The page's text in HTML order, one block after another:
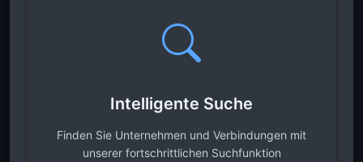
Intelligente Suche
Finden Sie Unternehmen und Verbindungen mit
unserer fortschrittlichen Suchfunktion